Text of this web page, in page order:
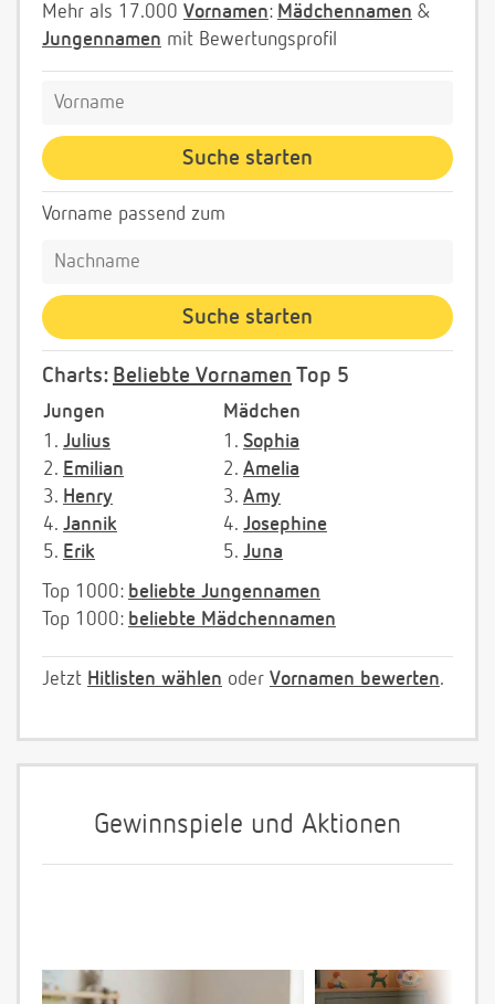
Mehr als 17.000 Vornamen: Mädchennamen &
Jungennamen mit Bewertungsprofil
Vorname passend zum
Charts: Beliebte Vornamen Top 5
Jungen
Mädchen
1. Julius
2. Emilian
3. Henry
4. Jannik
5. Erik
1. Sophia
2. Amelia
3. Amy
4. Josephine
5. Juna
Top 1000: beliebte Jungennamen
Top 1000: beliebte Mädchennamen
Jetzt Hitlisten wählen oder Vornamen bewerten.
Gewinnspiele und Aktionen